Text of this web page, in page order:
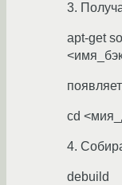
3.
apt-get
cd
4.
debuild